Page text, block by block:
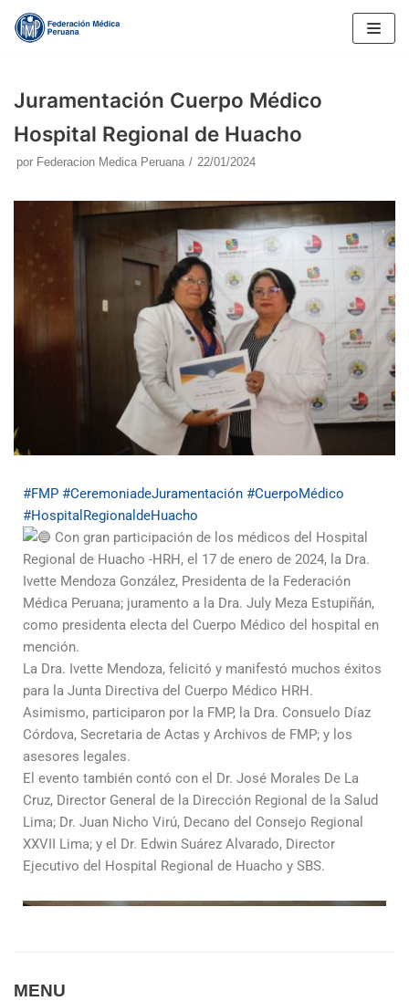
contenido
Juramentación Cuerpo Médico
Hospital Regional de Huacho
por Federacion Medica Peruana 22/01/2024
#FMP #CeremoniadeJuramentación #CuerpoMédico
#HospitalRegionaldeHuacho
Con gran participación de los médicos del Hospital
Regional de Huacho -HRH, el 17 de enero de 2024, la Dra.
Ivette Mendoza González, Presidenta de la Federación
Médica Peruana; juramento a la Dra. July Meza Estupiñán,
como presidenta electa del Cuerpo Médico del hospital en
mención.
La Dra. Ivette Mendoza, felicitó y manifestó muchos éxitos
para la Junta Directiva del Cuerpo Médico HRH.
Asimismo, participaron por la FMP, la Dra. Consuelo Díaz
Córdova, Secretaria de Actas y Archivos de FMP; y los
asesores legales.
El evento también contó con el Dr. José Morales De La
Cruz, Director General de la Dirección Regional de la Salud
Lima; Dr. Juan Nicho Virú, Decano del Consejo Regional
XXVII Lima; y el Dr. Edwin Suárez Alvarado, Director
Ejecutivo del Hospital Regional de Huacho y SBS.
MENU